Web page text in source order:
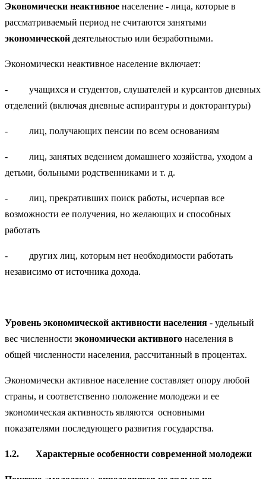
Экономически неактивное население - лица, которые в
рассматриваемый период не считаются занятыми
экономической деятельностью или безработными.
Экономически неактивное население включает:
- учащихся и студентов, слушателей и курсантов дневных
отделений (включая дневные аспирантуры и докторантуры)
- лиц, получающих пенсии по всем основаниям
- лиц, занятых ведением домашнего хозяйства, уходом а
детьми, больными родственниками и т. д.
- лиц, прекративших поиск работы, исчерпав все
возможности ее получения, но желающих и способных
работать
- других лиц, которым нет необходимости работать
независимо от источника дохода.
Уровень экономической активности населения - удельный
вес численности экономически активного населения в
общей численности населения, рассчитанный в процентах.
Экономически активное население составляет опору любой
страны, и соответственно положение молодежи и ее
экономическая активность являются основными
показателями последующего развития государства.
1.2. Характерные особенности современной молодежи